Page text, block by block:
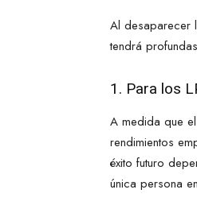
Al desaparecer
tendrá
1. Para los
A medida que
rendimientos
éxito futuro
única persona